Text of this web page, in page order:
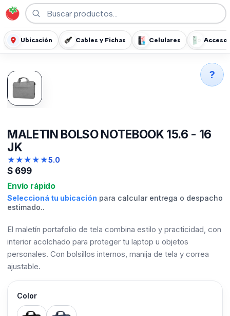
Ubicación Cables y Fichas Celulares
MALETIN BOLSO NOTEBOOK 15.6 - 16
JK
★★★★★5.0
$ 699
Envío rápido
Seleccioná tu ubicación para calcular entrega o despacho
estimado..
El maletín portafolio de tela combina estilo y practicidad, con
interior acolchado para proteger tu laptop u objetos
personales. Con bolsillos internos, manija de tela y correa
ajustable.
Color
?